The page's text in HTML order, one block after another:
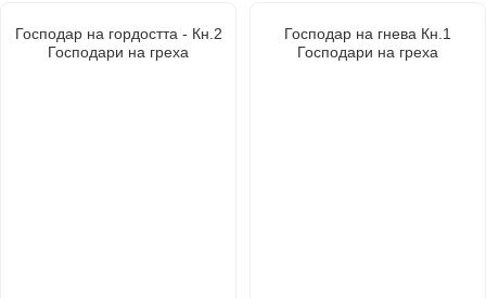
Господар на гордостта - Кн.2
Господари на греха
Господар на гнева Кн.1
Господари на греха